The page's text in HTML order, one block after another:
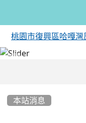
桃園市復興區哈嘎
本站消息